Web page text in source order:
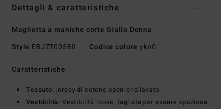
Dettagli & caratteristiche
Maglietta a maniche corte Giallo Donna
Style EBJZT00580 Codice colore ykn0
Caratteristiche
Tessuto: jersey di cotone open-end lavato
Vestibilità: Vestibilità loose, tagliata per essere spaziosa